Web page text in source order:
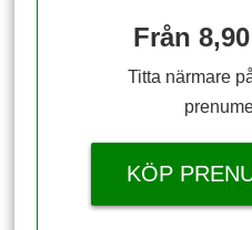
Från
Titta närmare
KÖP